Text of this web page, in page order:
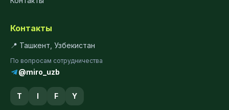
Контакты
📍 Ташкент, Узбекистан
По вопросам сотрудничества
@miro_uzb
T I F Y